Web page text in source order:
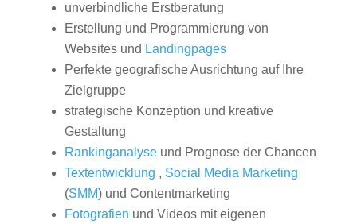
unverbindliche Erstberatung
Erstellung und Programmierung von
Websites und Landingpages
Perfekte geografische Ausrichtung auf Ihre
Zielgruppe
strategische Konzeption und kreative
Gestaltung
Rankinganalyseund Prognose der Chancen
Textentwicklung , Social Media Marketing
(SMM) und Contentmarketing
Fotografien und Videos mit eigenen